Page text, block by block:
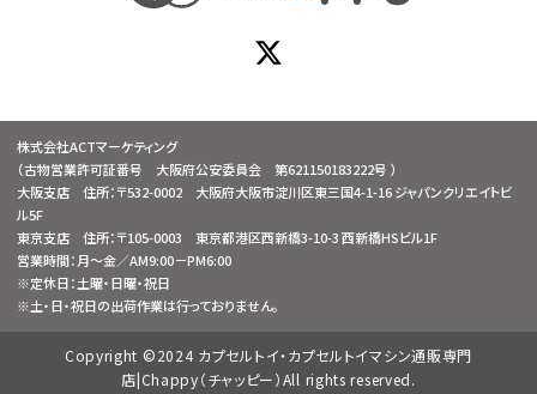
株式会社ACTマーケティング
（古物営業許可証番号 大阪府公安委員会 第621150183222号 ）
大阪支店 住所：〒532-0002 大阪府大阪市淀川区東三国4-1-16 ジャパンクリエイトビ
ル5F
東京支店 住所：〒105-0003 東京都港区西新橋3-10-3 西新橋HSビル1F
営業時間：月～金／AM9:00－PM6:00
※定休日：土曜・日曜・祝日
※土・日・祝日の出荷作業は行っておりません。
Copyright ©2024 カプセルトイ・カプセルトイマシン通販専門
店|Chappy（チャッピー）All rights reserved.